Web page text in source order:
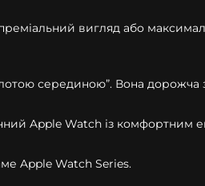
вигляд або
серединою”. Вона дорожча
Apple Watch із комфортним
Apple Watch Series.